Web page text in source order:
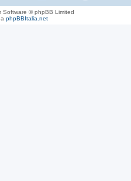
Software © phpBB Limited
phpBBItalia.net